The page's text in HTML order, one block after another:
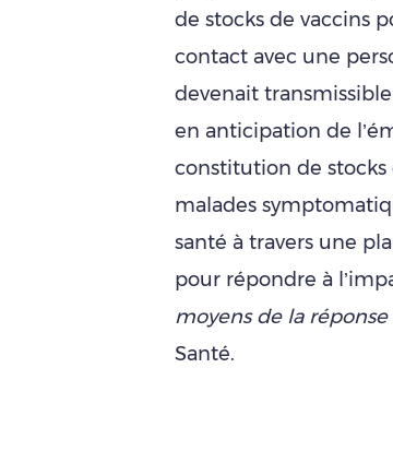
de stocks de vaccins
contact avec une
devenait
en anticipation de
constitution de stocks
malades
santé à travers une
pour répondre à
moyens de la réponse
Santé.